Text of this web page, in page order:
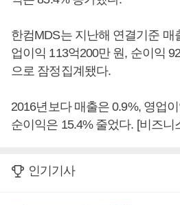
한컴MDS는 지난해 연결기준 매
업이익 113억200만 원, 순이익
으로 잠정집계됐다.
2016년보다 매출은 0.9%, 영업
순이익은 15.4% 줄었다. [비즈니
인기기사